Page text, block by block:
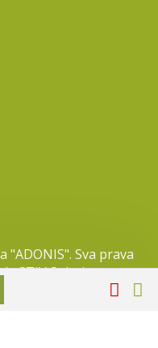
"ADONIS". Sva prava
STIV Solutions